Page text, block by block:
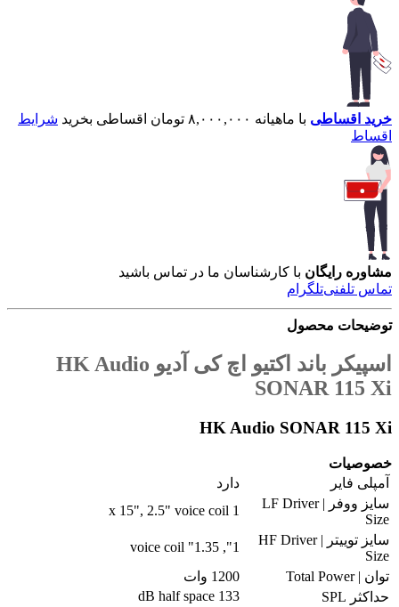
خرید اقساطی با ماهیانه ۸,۰۰۰,۰۰۰ تومان اقساطی بخرید
شرایط
اقساط
مشاوره رایگان با کارشناسان ما در تماس باشید
تماس تلفنیتلگرام
توضیحات محصول
اسپیکر باند اکتیو اچ کی آدیو HK Audio
SONAR 115 Xi
HK Audio SONAR 115 Xi
خصوصیات
آمپلی فایر
دارد
سایز ووفر | LF Driver
Size
1 x 15", 2.5" voice coil
سایز توییتر | HF Driver
Size
1", 1.35" voice coil
توان | Total Power
1200 وات
حداکثر SPL
133 dB half space